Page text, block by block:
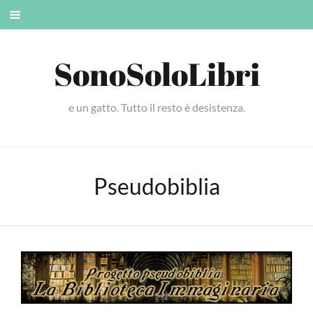
Skip
SonoSoloLibri
e un gatto. Tutto il resto è desistenza.
Pseudobiblia